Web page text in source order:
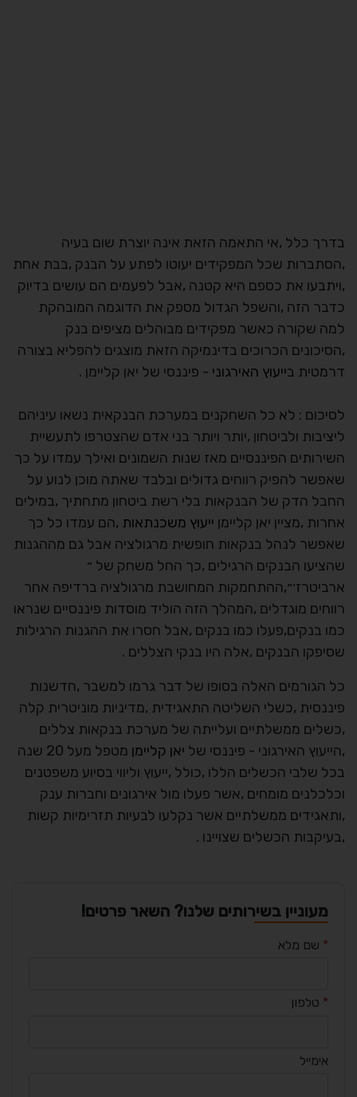
בדרך כלל ,אי התאמה הזאת אינה יוצרת שום בעיה
,הסתברות שכל המפקידים יעוטו לפתע על הבנק ,בבת אחת
,ויתבעו את כספם היא קטנה ,אבל לפעמים הם עושים בדיוק
כדבר הזה ,והשפל הגדול מספק את הדוגמה המובהקת
למה שקורה כאשר מפקידים מבוהלים מציפים בנק
,הסיכונים הכרוכים בדינמיקה הזאת מוצגים להפליא בצורה
דרמטית בייעוץ האירגוני - פיננסי של יאן קליימן .
לסיכום : לא כל השחקנים במערכת הבנקאית נשאו עיניהם
ליציבות ולביטחון ,יותר ויותר בני אדם שהצטרפו לתעשיית
השירותים הפיננסיים מאז שנות השמונים ואילך עמדו על כך
שאפשר להפיק רווחים גדולים ובלבד שאתה מוכן לנוע על
החבל הדק של הבנקאות בלי רשת ביטחון מתחתיך ,במילים
אחרות ,מציין יאן קליימן ייעוץ משכנתאות ,הם עמדו כל כך
שאפשר לנהל בנקאות חופשית מרגולציה אבל גם מההגנות
שהציעו הבנקים הרגילים ,כך החל משחק של ״
ארביטרז׳״,ההתחמקות המחושבת מרגולציה ברדיפה אחר
רווחים מוגדלים ,המהלך הזה הוליד מוסדות פיננסיים שנראו
כמו בנקים,פעלו כמו בנקים ,אבל חסרו את ההגנות הרגילות
שסיפקו הבנקים ,אלה היו בנקי הצללים .
כל הגורמים האלה בסופו של דבר גרמו למשבר ,חדשנות
פיננסית ,כשלי השליטה התאגידית ,מדיניות מוניטרית קלה
,כשלים ממשלתיים ועלייתה של מערכת בנקאות צללים
,הייעוץ האירגוני - פיננסי של יאן קליימן
מטפל מעל 20 שנה
בכל שלבי הכשלים הללו ,כולל ,ייעוץ וליווי בסיוע משפטנים
וכלכלנים מומחים ,אשר פעלו מול אירגונים וחברות ענק
,ותאגידים ממשלתיים אשר נקלעו לבעיות תזרימיות קשות
,בעיקבות הכשלים שצויינו .
מעוניין בשירותים שלנו? השאר פרטים!
* שם מלא
* טלפון
אימייל